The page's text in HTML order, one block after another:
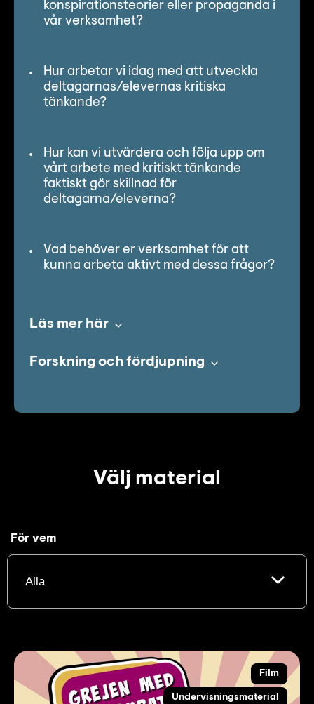
konspirationsteorier eller propaganda i
vår verksamhet?
Hur arbetar vi idag med att utveckla
deltagarnas/elevernas kritiska
tänkande?
Hur kan vi utvärdera och följa upp om
vårt arbete med kritiskt tänkande
faktiskt gör skillnad för
deltagarna/eleverna?
Vad behöver er verksamhet för att
kunna arbeta aktivt med dessa frågor?
Läs mer här
Forskning och fördjupning
Välj material
För vem
Film
Undervisningsmaterial